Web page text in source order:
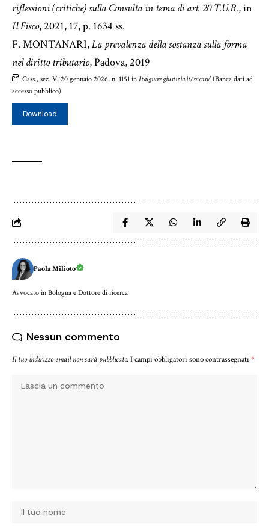
riflessioni (critiche) sulla Consulta in tema di art. 20 T.U.R., in
Il Fisco, 2021, 17, p. 1634 ss.
F. MONTANARI,La prevalenza della sostanza sulla forma
nel diritto tributario, Padova, 2019
Cass., sez. V, 20 gennaio 2026, n. 1151 in Italgiure.giustizia.it/sncass/(Banca dati ad
accesso pubblico)
Download
Paola Milioto
Avvocato in Bologna e Dottore di ricerca
Nessun commento
Il tuo indirizzo email non sarà pubblicato.I campi obbligatori sono contrassegnati *